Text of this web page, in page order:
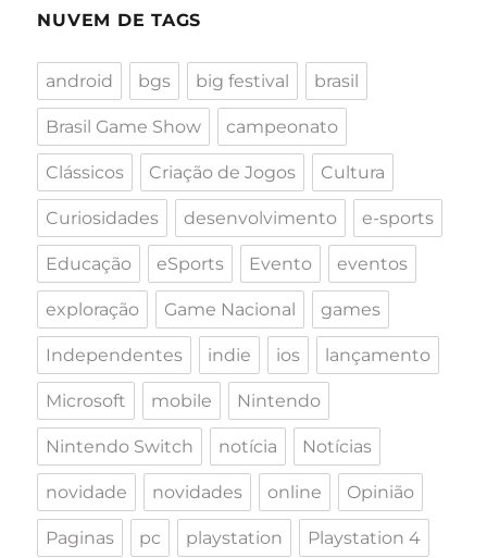
NUVEM DE TAGS
android bgs big festival brasil
Brasil Game Show campeonato
Clássicos Criação de Jogos Cultura
Curiosidades desenvolvimento e-sports
Educação eSports Evento eventos
exploração Game Nacional games
Independentes indie ios lançamento
Microsoft mobile Nintendo
Nintendo Switch notícia Notícias
novidade novidades online Opinião
Paginas pc playstation Playstation 4